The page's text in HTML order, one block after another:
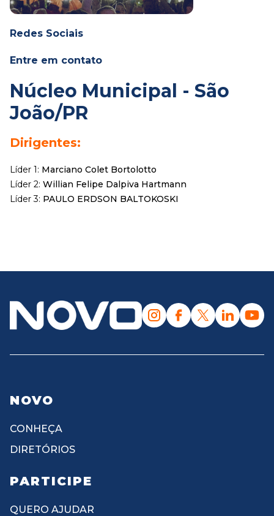
Redes Sociais
Entre em contato
Núcleo Municipal - São
João/PR
Dirigentes:
Líder 1: Marciano Colet Bortolotto
Líder 2: Willian Felipe Dalpiva Hartmann
Líder 3: PAULO ERDSON BALTOKOSKI
NOVO
CONHEÇA
DIRETÓRIOS
PARTICIPE
QUERO AJUDAR